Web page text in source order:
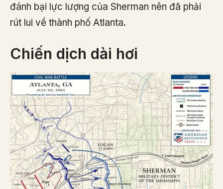
đánh bại lực lượng của Sherman nên đã phải
rút lui về thành phố Atlanta.
Chiến dịch dài hơi